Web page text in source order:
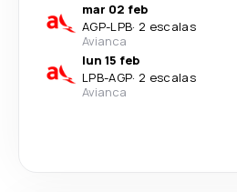
mar 02 feb
AGP-LPB· 2 escalas
Avianca
lun 15 feb
LPB-AGP· 2 escalas
Avianca